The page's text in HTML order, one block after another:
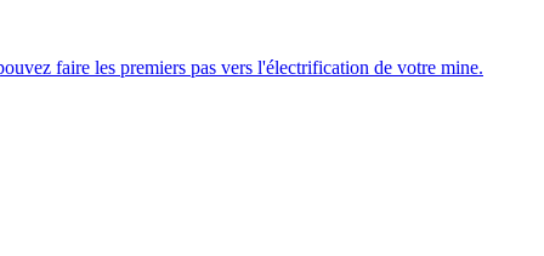
faire les premiers pas vers l'électrification de votre mine.